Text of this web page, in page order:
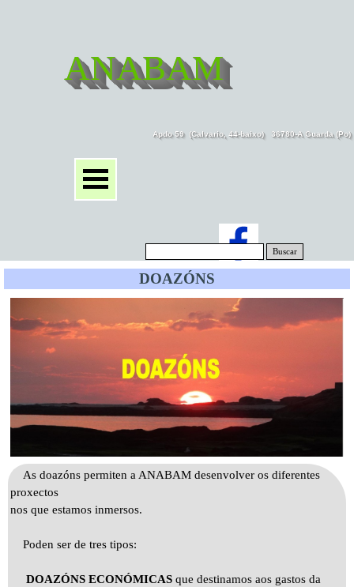
ANABAM
Apdo 59  (Calvario, 44-baixo)   36780-A Guarda
Buscar
DOAZÓNS
As doazóns permiten a ANABAM desenvolver os diferentes
proxectos
nos que estamos inmersos.
Poden ser de tres tipos:
DOAZÓNS ECONÓMICAS que destinamos aos gastos da